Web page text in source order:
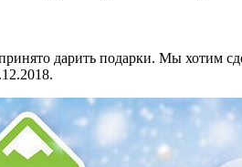
дарить подарки. Мы хотим